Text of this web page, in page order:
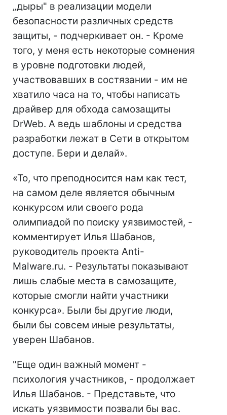
„дыры" в реализации модели
безопасности различных средств
защиты, - подчеркивает он. - Кроме
того, у меня есть некоторые сомнения
в уровне подготовки людей,
участвовавших в состязании - им не
хватило часа на то, чтобы написать
драйвер для обхода самозащиты
DrWeb. А ведь шаблоны и средства
разработки лежат в Сети в открытом
доступе. Бери и делай».
«То, что преподносится нам как тест,
на самом деле является обычным
конкурсом или своего рода
олимпиадой по поиску уязвимостей, -
комментирует Илья Шабанов,
руководитель проекта Anti-
Malware.ru. - Результаты показывают
лишь слабые места в самозащите,
которые смогли найти участники
конкурса». Были бы другие люди,
были бы совсем иные результаты,
уверен Шабанов.
"Еще один важный момент -
психология участников, - продолжает
Илья Шабанов. - Представьте, что
искать уязвимости позвали бы вас.